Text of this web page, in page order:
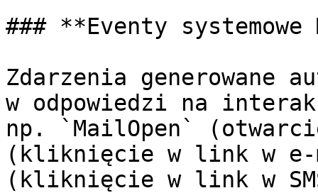
### **Eventy systemowe
Zdarzenia generowane
w odpowiedzi na
np. `MailOpen`
(kliknięcie w link w e-
(kliknięcie w link w